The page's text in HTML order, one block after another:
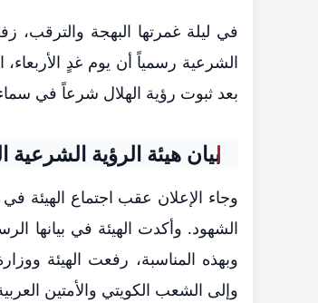
​في ليلة غمرتها البهجة والترقب،
بعد ثبوت رؤية الهلال شرعاً في سماء
​بيان هيئة الرؤية الشرعية
​وجاء الإعلان عقب اجتماع الهيئة
الشهود. وأكدت الهيئة في بيانها
وبهذه المناسبة، رفعت الهيئة
وإلى الشعب الكويتي والأمتين